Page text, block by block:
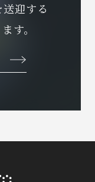
迎する
す。